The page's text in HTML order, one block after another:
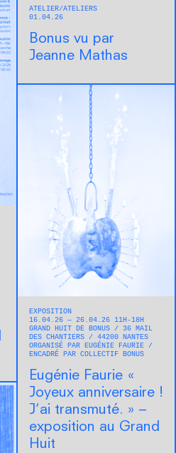
ATELIER ATELIERS
01.04.26
Bonus vu par
Jeanne Mathas
EXPOSITION
16.04.26 — 26.04.26 11H-18H
GRAND HUIT DE BONUS
36 MAIL
DES CHANTIERS
44200 NANTES
ORGANISÉ PAR EUGÉNIE FAURIE
ENCADRÉ PAR COLLECTIF BONUS
Eugénie Faurie « ​
Joyeux anniversaire !
J’ai transmuté. » –
exposition au Grand
Huit